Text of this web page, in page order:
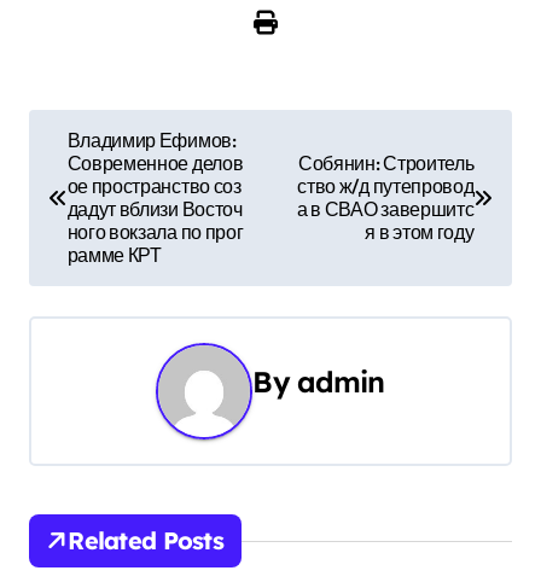
и
г
и
я
п
Владимир Ефимов:
Современное делов
ое пространство соз
дадут вблизи Восточ
ного вокзала по прог
рамме КРТ
Собянин: Строитель
ство ж/д путепровод
а в СВАО завершитс
я в этом году
Byadmin
Related Posts